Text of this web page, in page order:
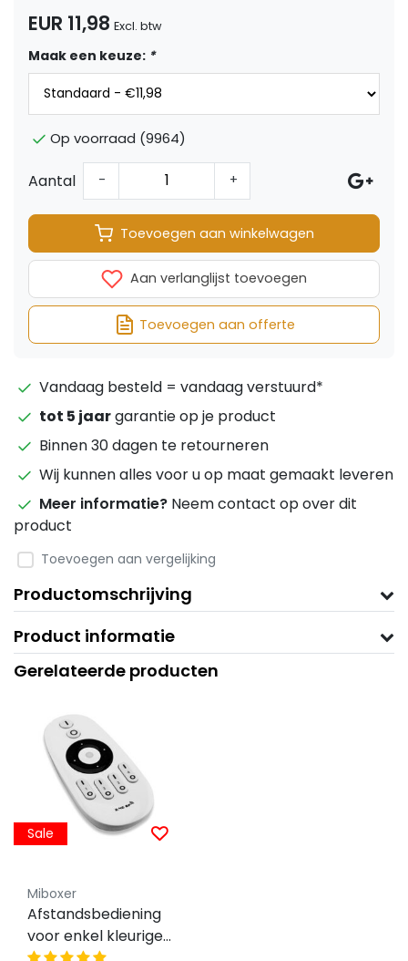
EUR 11,98 Excl. btw
Maak een keuze: *
Op voorraad (9964)
Aantal - +
Toevoegen aan winkelwagen
Aan verlanglijst toevoegen
Toevoegen aan offerte
Vandaag besteld = vandaag verstuurd*
tot 5 jaargarantie op je product
Binnen 30 dagen te retourneren
Wij kunnen alles voor u op maat gemaakt leveren
Meer informatie? Neem contact op over dit
product
Toevoegen aan vergelijking
Productomschrijving
Product informatie
Gerelateerde producten
Sale
Miboxer
Afstandsbediening
voor enkel kleurige